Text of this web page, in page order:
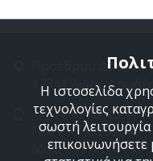
Προέδρου
17341 Άγιος
Τηλ: 210 9850244
Fax: 210 9823264
Mob: 697 4894 108
Η ιστοσελίδα
τεχνολογίες
σωστή
επικοινωνήσετε